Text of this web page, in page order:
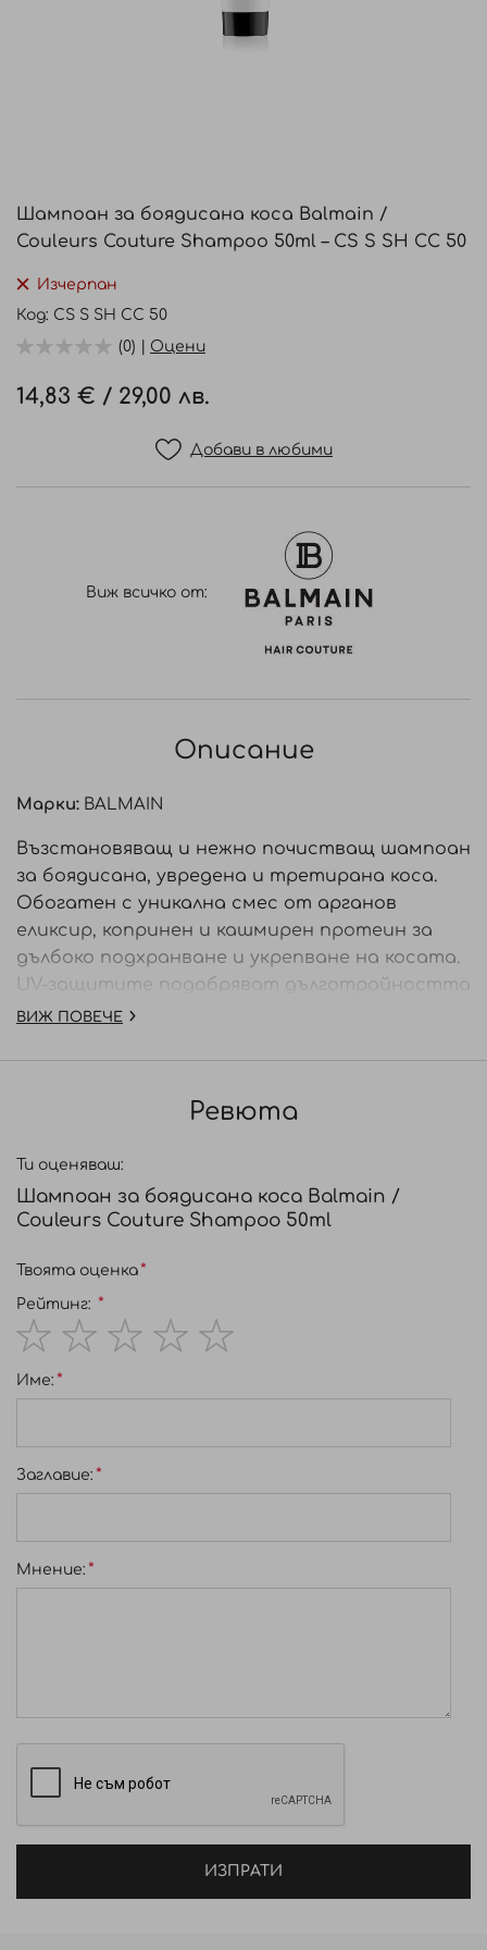
началото
на
галерия
със
Шампоан за боядисана коса Balmain /
Couleurs Couture Shampoo 50ml – CS S SH CC 50
Изчерпан
Код CS S SH CC 50
(0) | Оцени
14,83 € / 29,00 лв.
Добави в любими
Виж всичко от:
Описание
Марки: BALMAIN
Възстановяващ и нежно почистващ шампоан
за боядисана, увредена и третирана коса.
Обогатен с уникална смес от арганов
еликсир, копринен и кашмирен протеин за
дълбоко подхранване и укрепване на косата.
UV-защитите подобряват дълготрайността
на цветовете.
Начин на употреба: Нанесете върху мокра
ВИЖ ПОВЕЧЕ
Ревюта
Ти оценяваш:
Шампоан за боядисана коса Balmain /
Couleurs Couture Shampoo 50ml
Твоята оценка
Рейтинг:
star
stars
stars
stars
stars
Име:
Заглавиe:
Мнение:
ИЗПРАТИ